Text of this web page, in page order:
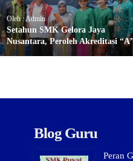
Oleh : Admin
Setahun SMK Gelora Jaya
Nusantara, Peroleh Akreditasi
Blog Guru
Peran